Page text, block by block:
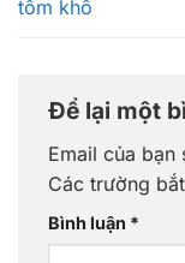
tôm khô
Để lại một
Email của
Các trường
Bình luận *